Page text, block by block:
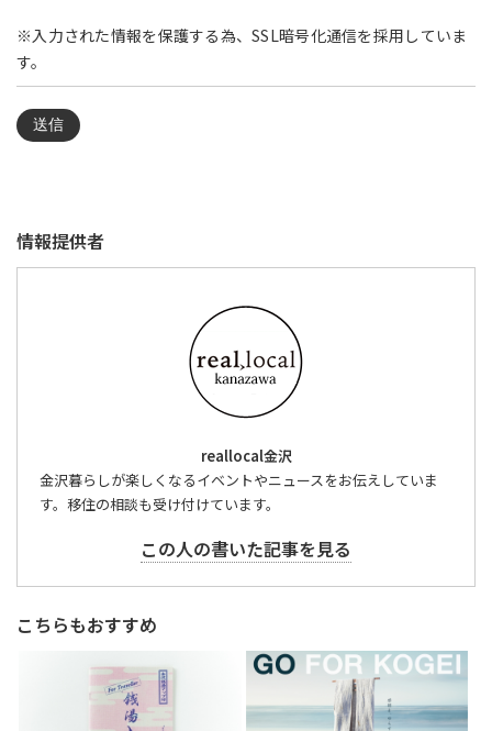
※入力された情報を保護する為、SSL暗号化通信を採用していま
す。
情報提供者
reallocal金沢
金沢暮らしが楽しくなるイベントやニュースをお伝えしていま
す。移住の相談も受け付けています。
この人の書いた記事を見る
こちらもおすすめ